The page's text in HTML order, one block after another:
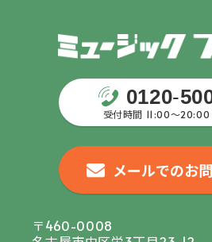
0120-
受付時間 11:00〜20:00
メールでのお
〒460-0008